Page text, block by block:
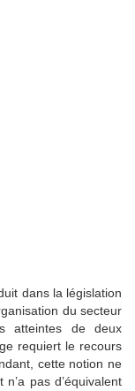
dans la législation
du secteur
atteintes de deux
requiert le recours
cette notion ne
pas d’équivalent